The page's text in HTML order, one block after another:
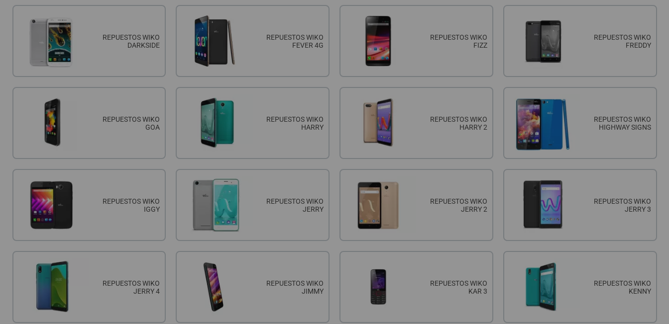
PROFESIONALES / DISTRIBUIDOR
SOLICITAR REPARACIÓN
CONSULTAR REPARACIÓN
TOP VENTAS REPUESTOS
NOVEDADES
NUESTRO BLOG
QUIÉNES SOMOS
GUÍA DE COMPRA
(+34)912 477 744
HORARIO de TIENDA:
Lunes a Viernes 09:30h a 20:00h
También atendemos Whatsapp
info@preciosadictos.com
REPUESTOS WIKO
DARKSIDE
REPUESTOS WIKO
FEVER 4G
REPUESTOS WIKO
FIZZ
REPUESTOS WIKO
FREDDY
REPUESTOS WIKO
GOA
REPUESTOS WIKO
HARRY
REPUESTOS WIKO
HARRY 2
REPUESTOS WIKO
HIGHWAY SIGNS
REPUESTOS WIKO
IGGY
REPUESTOS WIKO
JERRY
REPUESTOS WIKO
JERRY 2
REPUESTOS WIKO
JERRY 3
REPUESTOS WIKO
JERRY 4
REPUESTOS WIKO
JIMMY
REPUESTOS WIKO
KAR 3
REPUESTOS WIKO
KENNY